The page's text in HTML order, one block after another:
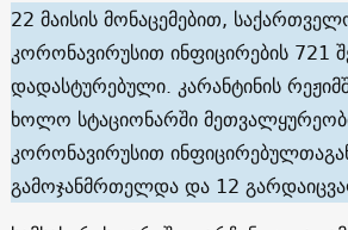
22 მაისის მონაცემებით,
კორონავირუსით ინფიცირების 721
დადასტურებული. კარანტინის
ხოლო სტაციონარში
კორონავირუსით
გამოჯანმრთელდა და 12